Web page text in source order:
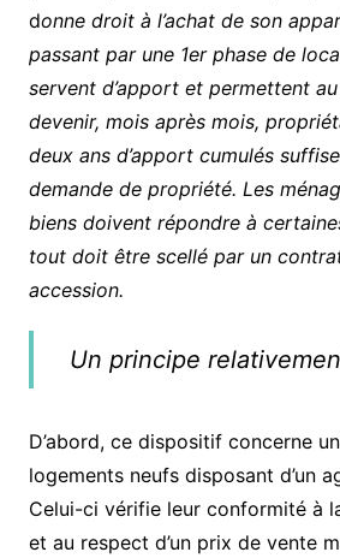
donne droit à l’achat de son
passant par une 1er phase de
servent d’apport et permettent
devenir, mois après mois,
deux ans d’apport cumulés
demande de propriété. Les
biens doivent répondre à
tout doit être scellé par un
accession.
Un principe
D’abord, ce dispositif concerne
logements neufs disposant d’un
Celui-ci vérifie leur conformité à
et au respect d’un prix de vente